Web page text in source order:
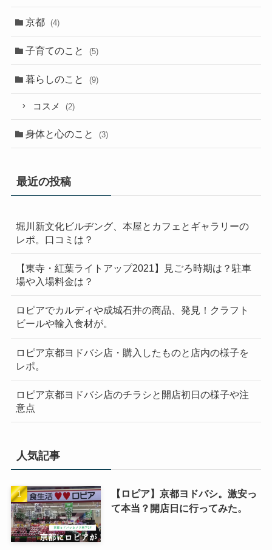
京都 (4)
子育てのこと (5)
暮らしのこと (9)
コスメ (2)
身体と心のこと (3)
最近の投稿
堀川新文化ビルヂング、本屋とカフェとギャラリーの
レポ。口コミは？
【東寺・紅葉ライトアップ2021】見ごろ時期は？駐車
場や入場料金は？
ロピアでカルディや成城石井の商品、発見！クラフト
ビールや輸入食材が。
ロピア京都ヨドバシ店・購入したものと店内の様子を
レポ。
ロピア京都ヨドバシ店のチラシと開店初日の様子や注
意点
人気記事
【ロピア】京都ヨドバシ。激安っ
て本当？開店日に行ってみた。